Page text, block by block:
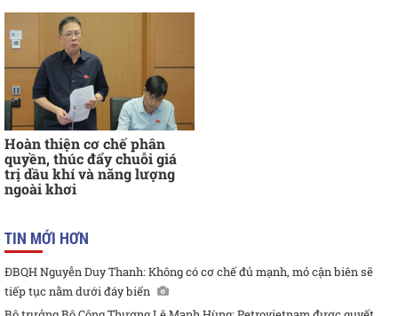
Hoàn thiện cơ chế phân
quyền, thúc đẩy chuỗi giá
trị dầu khí và năng lượng
ngoài khơi
TIN MỚI HƠN
ĐBQH Nguyễn Duy Thanh: Không có cơ chế đủ mạnh, mỏ cận biên sẽ
tiếp tục nằm dưới đáy biển